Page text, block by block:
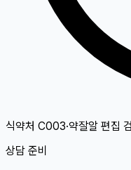
식약처 C003·약잘알 편집
상담 준비